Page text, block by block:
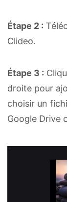
Étape 2 :
Clideo.
Étape 3 :
droite pour
choisir un
Google Drive